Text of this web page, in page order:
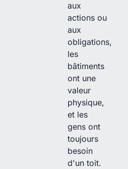
aux
actions ou
aux
obligations,
les
bâtiments
ont une
valeur
physique,
et les
gens ont
toujours
besoin
d'un toit.